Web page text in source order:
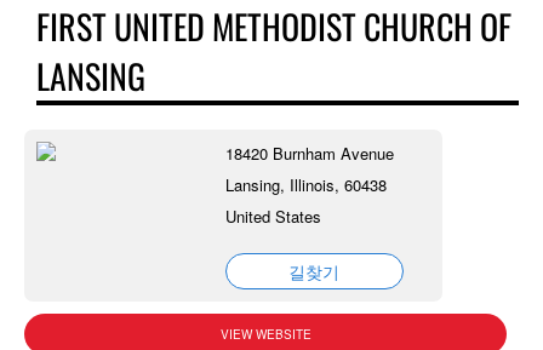
FIRST UNITED METHODIST CHURCH OF
LANSING
18420 Burnham Avenue
Lansing, Illinois, 60438
United States
길찾기
VIEW WEBSITE